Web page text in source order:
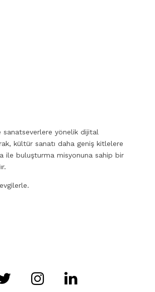
sanatseverlere yönelik dijital
kültür sanatı daha geniş kitlelere
ile buluşturma misyonuna sahip bir